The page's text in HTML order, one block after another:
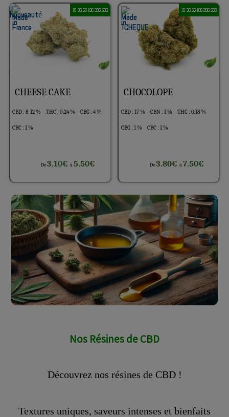
1G 3G 5G 10G 20G 50G
CHEESE CAKE
CBD : 8-12 % THC : 0.24 % CBG : 4 %
CBC : 1 %
De3.10€à5.50€
1G 3G 5G 10G 20G 50G
CHOCOLOPE
CBD : 17 % CBN : 1 % THC : 0.18 %
CBG : 1 % CBC : 1 %
De3.80€ à7.50€
Nos Résines de CBD
Découvrez nos résines de CBD !
Textures uniques, saveurs intenses et bienfaits